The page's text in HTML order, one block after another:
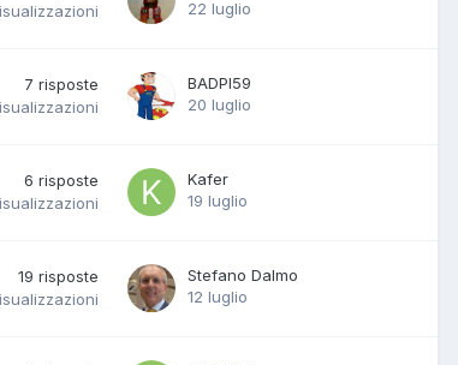
22 luglio
7 risposte
BADPI59
20 luglio
6 risposte
Kafer
19 luglio
19 risposte
Stefano Dalmo
12 luglio